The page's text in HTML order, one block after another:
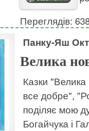
Переглядів:
Панку-Яш
Велика
Казки "Велика
все добре",
поділяє мою
Богайчука і